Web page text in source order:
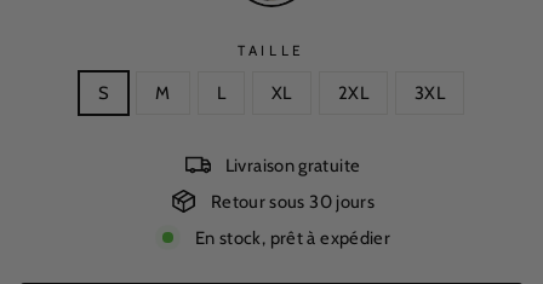
TAILLE
S M L XL 2XL 3XL
Livraison gratuite
Retour sous 30 jours
En stock, prêt à expédier